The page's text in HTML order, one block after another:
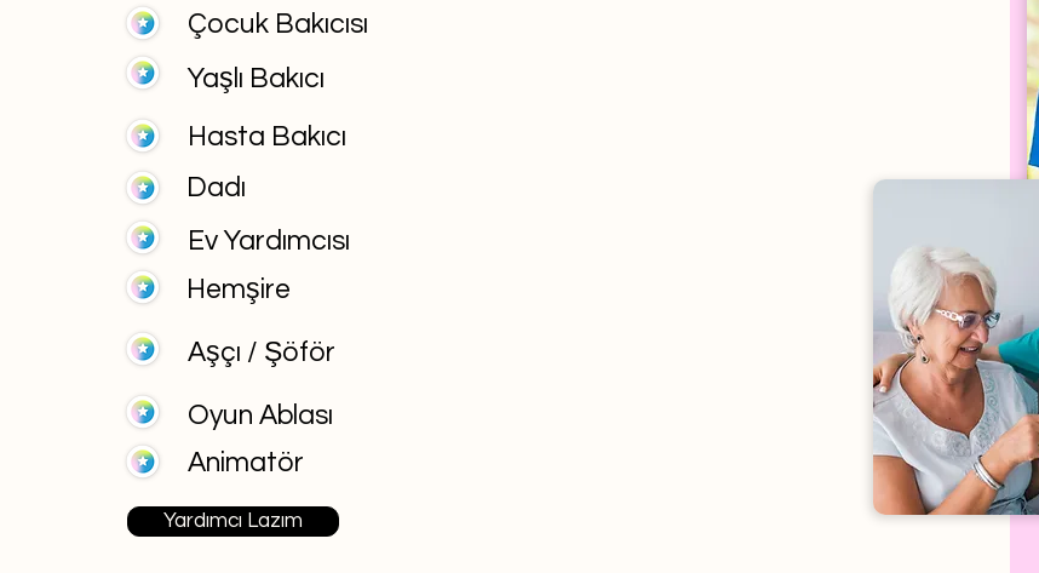
Çocuk Bakıcısı
Yaşlı Bakıcı
Hasta Bakıcı
Dadı
Ev Yardımcısı
Hemşire
Aşçı / Şöför
Oyun Ablası
Animatör
Yardımcı Lazım